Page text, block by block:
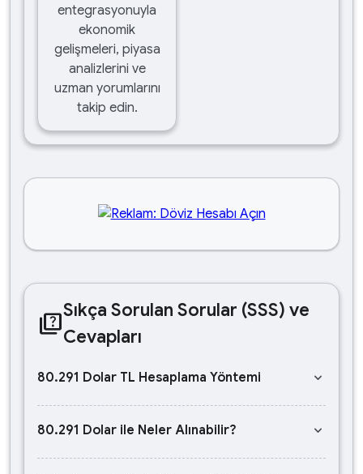
entegrasyonuyla
ekonomik
gelişmeleri, piyasa
analizlerini ve
uzman yorumlarını
takip edin.
quizSıkça Sorulan Sorular (SSS) ve
Cevapları
80.291 Dolar TL Hesaplama Yöntemi keyboard_arrow_down
80.291 Dolar ile Neler Alınabilir? keyboard_arrow_down